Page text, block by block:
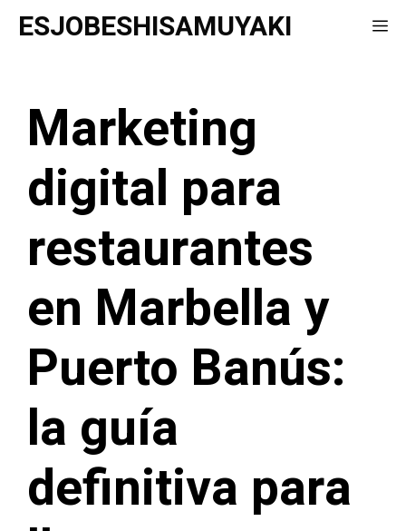
Saltar
ESJOBESHISAMUYAKI
Marketing
digital para
restaurantes
en Marbella y
Puerto Banús:
la guía
definitiva para